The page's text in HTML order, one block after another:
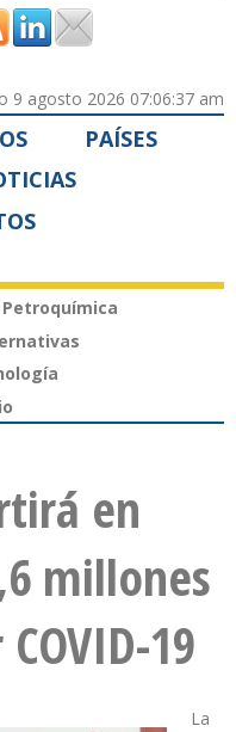
9 agosto 2026 07:06:37 am
PAÍSES
Petroquímica
en
millones
19
La